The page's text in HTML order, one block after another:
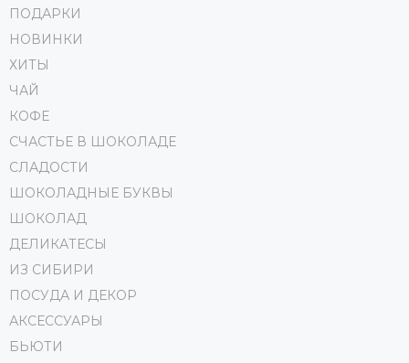
ПОДАРКИ
НОВИНКИ
ХИТЫ
ЧАЙ
КОФЕ
СЧАСТЬЕ В ШОКОЛАДЕ
СЛАДОСТИ
ШОКОЛАДНЫЕ БУКВЫ
ШОКОЛАД
ДЕЛИКАТЕСЫ
ИЗ СИБИРИ
ПОСУДА И ДЕКОР
АКСЕССУАРЫ
БЬЮТИ